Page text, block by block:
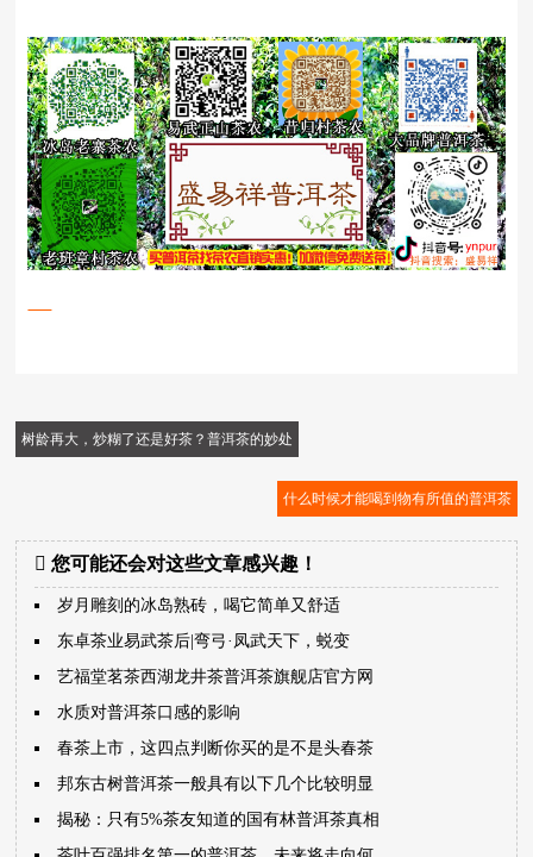
树龄再大，炒糊了还是好茶？普洱茶的妙处
什么时候才能喝到物有所值的普洱茶
您可能还会对这些文章感兴趣！
岁月雕刻的冰岛熟砖，喝它简单又舒适
东卓茶业易武茶后|弯弓·凤武天下，蜕变
艺福堂茗茶西湖龙井茶普洱茶旗舰店官方网
水质对普洱茶口感的影响
春茶上市，这四点判断你买的是不是头春茶
邦东古树普洱茶一般具有以下几个比较明显
揭秘：只有5%茶友知道的国有林普洱茶真相